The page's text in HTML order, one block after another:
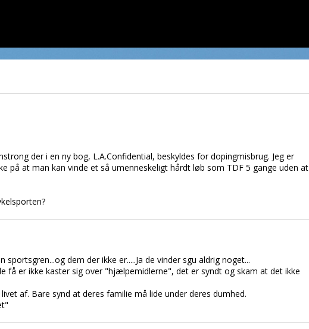
der i en ny bog, L.A.Confidential, beskyldes for dopingmisbrug. Jeg er
på at man kan vinde et så umenneskeligt hårdt løb som TDF 5 gange uden at
dem der ikke er.....Ja de vinder sgu aldrig noget...
få er ikke kaster sig over "hjælpemidlerne", det er syndt og skam at det ikke
af. Bare synd at deres familie må lide under deres dumhed.